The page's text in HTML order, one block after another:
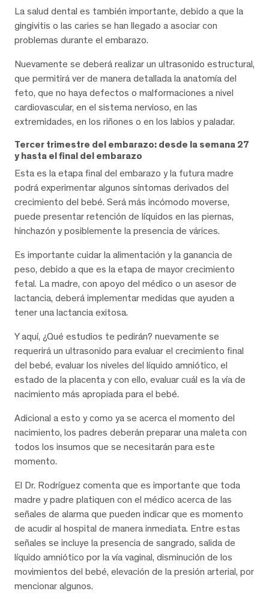
La salud dental es también importante, debido a que la
gingivitis o las caries se han llegado a asociar con
problemas durante el embarazo.
Nuevamente se deberá realizar un ultrasonido estructural,
que permitirá ver de manera detallada la anatomía del
feto, que no haya defectos o malformaciones a nivel
cardiovascular, en el sistema nervioso, en las
extremidades, en los riñones o en los labios y paladar.
Tercer trimestre del embarazo: desde la semana 27
y hasta el final del embarazo
Esta es la etapa final del embarazo y la futura madre
podrá experimentar algunos síntomas derivados del
crecimiento del bebé. Será más incómodo moverse,
puede presentar retención de líquidos en las piernas,
hinchazón y posiblemente la presencia de várices.
Es importante cuidar la alimentación y la ganancia de
peso, debido a que es la etapa de mayor crecimiento
fetal. La madre, con apoyo del médico o un asesor de
lactancia, deberá implementar medidas que ayuden a
tener una lactancia exitosa.
Y aquí, ¿Qué estudios te pedirán? nuevamente se
requerirá un ultrasonido para evaluar el crecimiento final
del bebé, evaluar los niveles del líquido amniótico, el
estado de la placenta y con ello, evaluar cuál es la vía de
nacimiento más apropiada para el bebé.
Adicional a esto y como ya se acerca el momento del
nacimiento, los padres deberán preparar una maleta con
todos los insumos que se necesitarán para este
momento.
El Dr. Rodríguez comenta que es importante que toda
madre y padre platiquen con el médico acerca de las
señales de alarma que pueden indicar que es momento
de acudir al hospital de manera inmediata. Entre estas
señales se incluye la presencia de sangrado, salida de
líquido amniótico por la vía vaginal, disminución de los
movimientos del bebé, elevación de la presión arterial, por
mencionar algunos.